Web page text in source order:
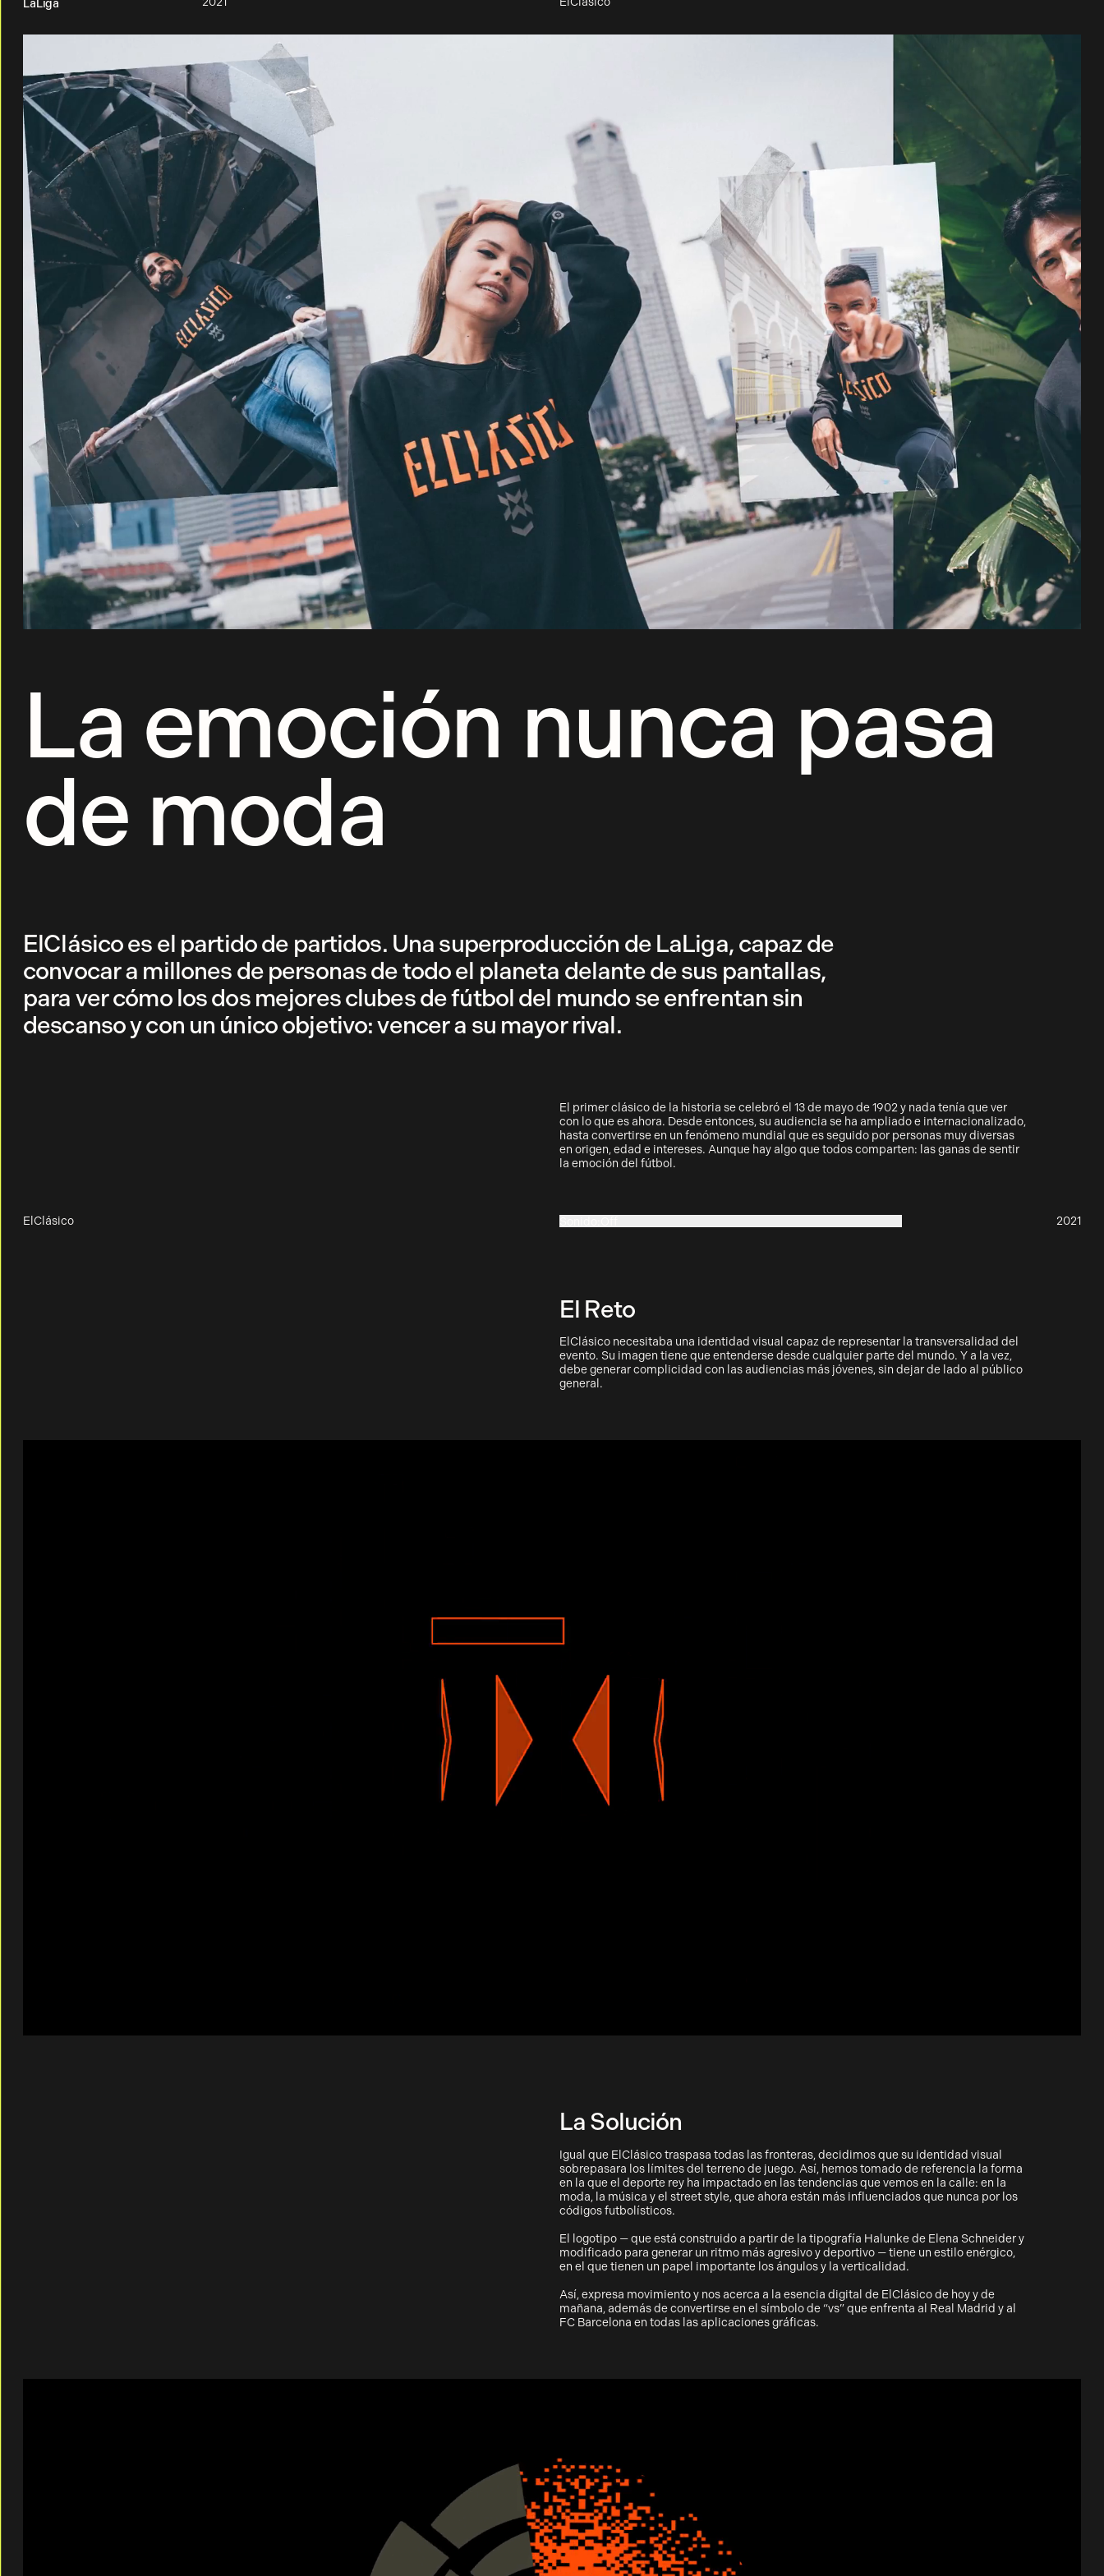
LaLiga
La emoción nunca pasa
de moda
ElClásico es el partido de partidos. Una superproducción de LaLiga, capaz de
convocar a millones de personas de todo el planeta delante de sus pantallas,
para ver cómo los dos mejores clubes de fútbol del mundo se enfrentan sin
descanso y con un único objetivo: vencer a su mayor rival.
El primer clásico de la historia se celebró el 13 de mayo de 1902 y nada tenía que ver
con lo que es ahora. Desde entonces, su audiencia se ha ampliado e internacionalizado,
hasta convertirse en un fenómeno mundial que es seguido por personas muy diversas
en origen, edad e intereses. Aunque hay algo que todos comparten: las ganas de sentir
la emoción del fútbol.
ElClásico 2021
El Reto
ElClásico necesitaba una identidad visual capaz de representar la transversalidad del
evento. Su imagen tiene que entenderse desde cualquier parte del mundo. Y a la vez,
debe generar complicidad con las audiencias más jóvenes, sin dejar de lado al público
general.
La Solución
Igual que ElClásico traspasa todas las fronteras, decidimos que su identidad visual
sobrepasara los límites del terreno de juego. Así, hemos tomado de referencia la forma
en la que el deporte rey ha impactado en las tendencias que vemos en la calle: en la
moda, la música y el street style, que ahora están más influenciados que nunca por los
códigos futbolísticos.
El logotipo — que está construido a partir de la tipografía Halunke de Elena Schneider y
modificado para generar un ritmo más agresivo y deportivo — tiene un estilo enérgico,
en el que tienen un papel importante los ángulos y la verticalidad.
Así, expresa movimiento y nos acerca a la esencia digital de ElClásico de hoy y de
mañana, además de convertirse en el símbolo de “vs” que enfrenta al Real Madrid y al
FC Barcelona en todas las aplicaciones gráficas.